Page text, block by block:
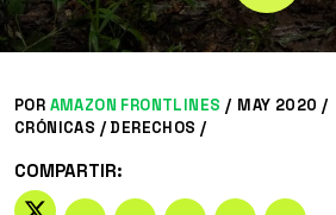
POR AMAZON FRONTLINES / MAY 2020 /
CRÓNICAS /DERECHOS /
COMPARTIR: